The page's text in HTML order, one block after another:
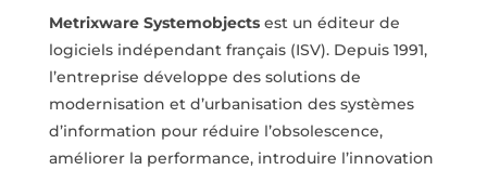
Metrixware Systemobjectsest un éditeur de
logiciels indépendant français (ISV). Depuis 1991,
l’entreprise développe des solutions de
modernisation et d’urbanisation des systèmes
d’information pour réduire l’obsolescence,
améliorer la performance, introduire l’innovation